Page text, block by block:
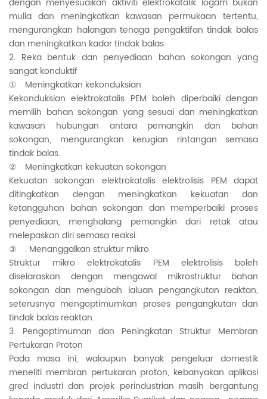
mulia dan meningkatkan kawasan permukaan tertentu,
mengurangkan halangan tenaga pengaktifan tindak balas
dan meningkatkan kadar tindak balas.
2. Reka bentuk dan penyediaan bahan sokongan yang
sangat konduktif
① Meningkatkan kekonduksian
Kekonduksian elektrokatalis PEM boleh diperbaiki dengan
memilih bahan sokongan yang sesuai dan meningkatkan
kawasan hubungan antara pemangkin dan bahan
sokongan, mengurangkan kerugian rintangan semasa
tindak balas.
② Meningkatkan kekuatan sokongan
Kekuatan sokongan elektrokatalis elektrolisis PEM dapat
ditingkatkan dengan meningkatkan kekuatan dan
ketangguhan bahan sokongan dan memperbaiki proses
penyediaan, menghalang pemangkin dari retak atau
melepaskan diri semasa reaksi.
③ . Menanggalkan struktur mikro
Struktur mikro elektrokatalis PEM elektrolisis boleh
diselaraskan dengan mengawal mikrostruktur bahan
sokongan dan mengubah laluan pengangkutan reaktan,
seterusnya mengoptimumkan proses pengangkutan dan
tindak balas reaktan.
3. Pengoptimuman dan Peningkatan Struktur Membran
Pertukaran Proton
Pada masa ini, walaupun banyak pengeluar domestik
meneliti membran pertukaran proton, kebanyakan aplikasi
gred industri dan projek perindustrian masih bergantung